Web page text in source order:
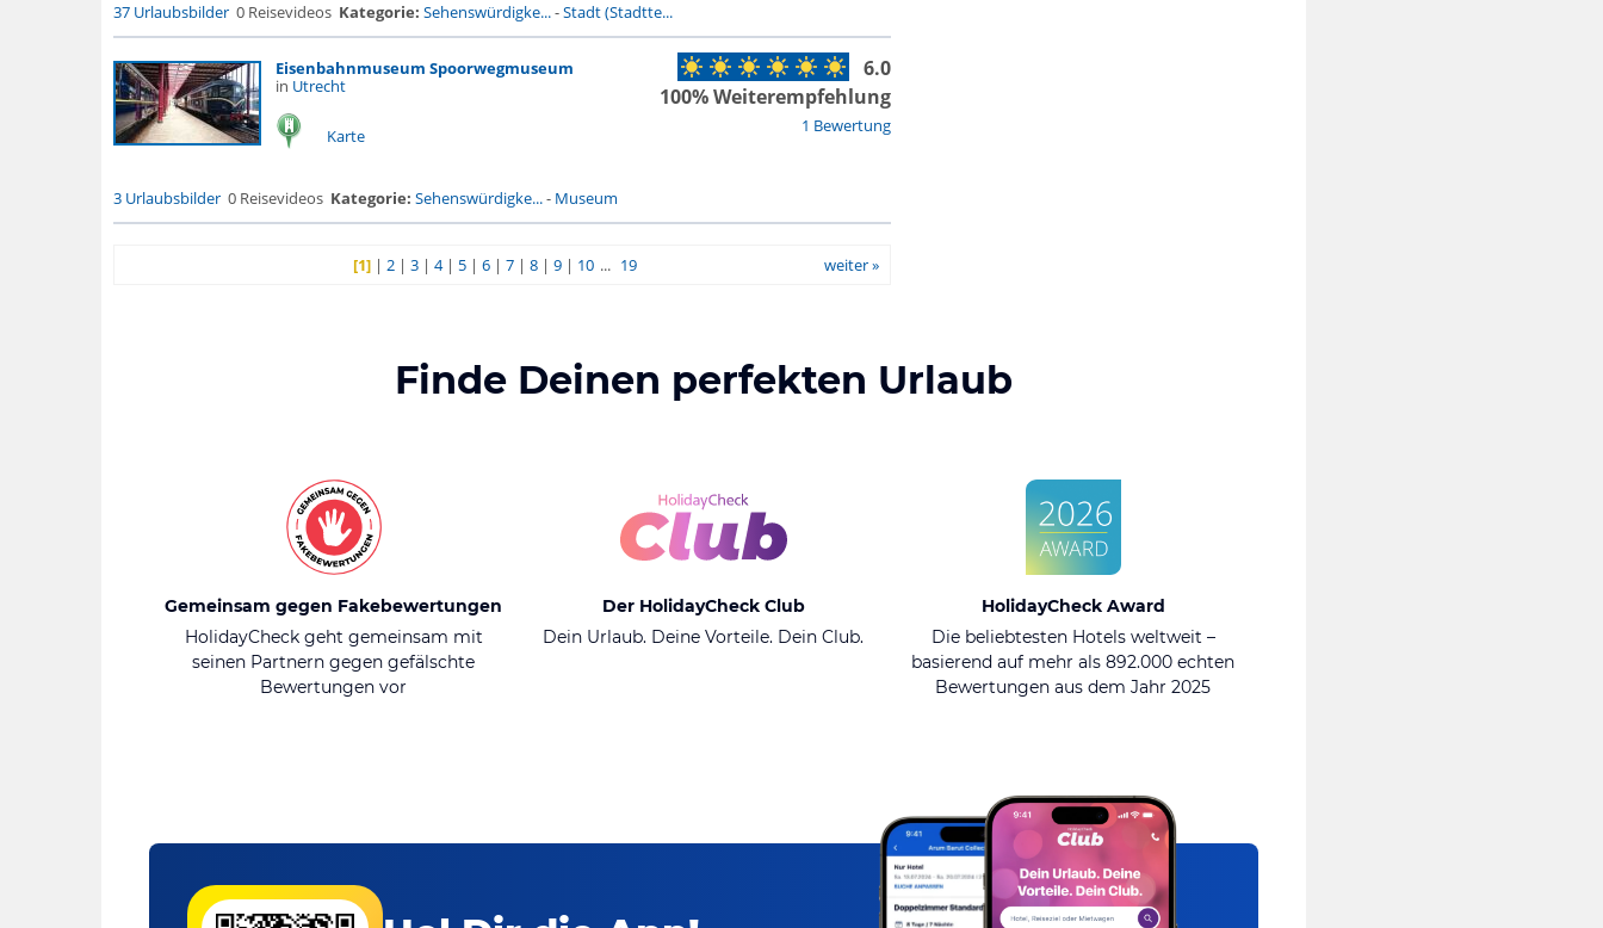
37 Urlaubsbilder 0 Reisevideos Kategorie: Sehenswürdigke...-Stadt (Stadtte...
Eisenbahnmuseum Spoorwegmuseum
in Utrecht
Karte 1 Bewertung
6.0
100% Weiterempfehlung
3 Urlaubsbilder 0 Reisevideos Kategorie: Sehenswürdigke...- Museum
[1] |2 |3 |4| 5 |6 |7 |8 |9 | 10 ... 19 weiter »
Finde Deinen perfekten Urlaub
Gemeinsam gegen Fakebewertungen
HolidayCheck geht gemeinsam mit
seinen Partnern gegen gefälschte
Bewertungen vor
Der HolidayCheck Club
Dein Urlaub. Deine Vorteile. Dein Club.
HolidayCheck Award
Die beliebtesten Hotels weltweit –
basierend auf mehr als 892.000 echten
Bewertungen aus dem Jahr 2025